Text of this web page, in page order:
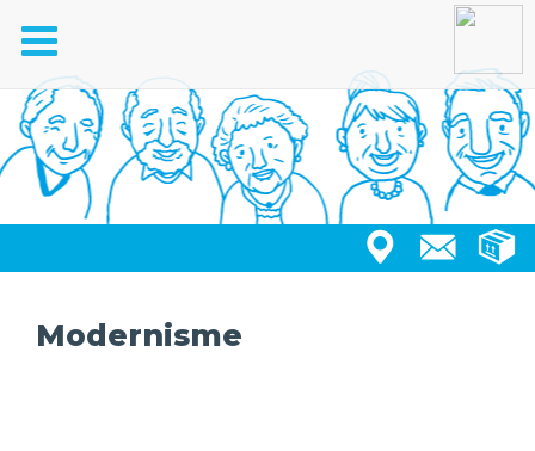
Toggle
navigation
Modernisme